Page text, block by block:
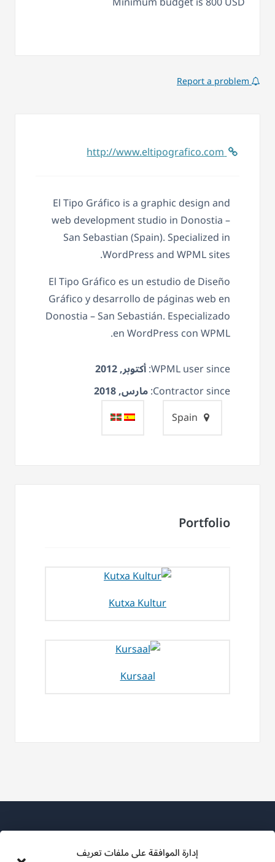
إدارة الموافقة على ملفات تعريف
Report a problem
http://www.eltipografico.com
El Tipo Gráfico is a graphic design and
web development studio in Donostia –
San Sebastian (Spain). Specialized in
WordPress and WPML sites.
El Tipo Gráfico es un estudio de Diseño
Gráfico y desarrollo de páginas web en
Donostia – San Sebastián. Especializado
en WordPress con WPML.
WPML user since: أكتوبر, 2012
Contractor since: مارس, 2018
Portfolio
Kutxa Kultur
Kursaal